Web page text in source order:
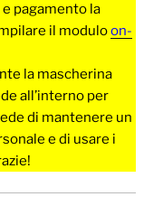
pagamento la
il moduloon-
la mascherina
all’interno per
di mantenere un
e di usare i